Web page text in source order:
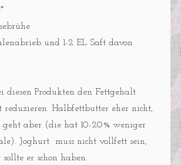
und 1-2 EL Saft davon
diesen Produkten den Fettgehalt
Halbfettbutter eher nicht,
geht aber (die hat 10-20% weniger
Joghurt muss nicht vollfett sein,
sollte er schon haben.